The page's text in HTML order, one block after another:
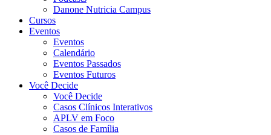
Danone Nutricia Campus
Cursos
Eventos
Eventos
Calendário
Eventos Passados
Eventos Futuros
Você Decide
Você Decide
Casos Clínicos Interativos
APLV em Foco
Casos de Família